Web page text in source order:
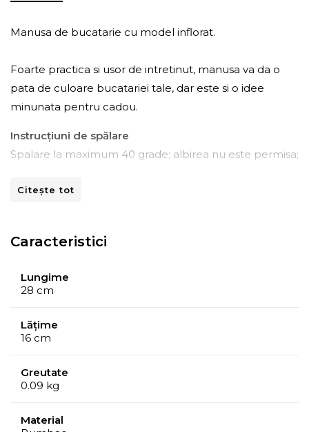
Manusa de bucatarie cu model inflorat.
Foarte practica si usor de intretinut, manusa va da o
pata de culoare bucatariei tale, dar este si o idee
minunata pentru cadou.
Instrucțiuni de spălare
Spalare la maximum 40 grade; albirea nu este permisa;
medie; nu se curata chimic.
Produsul este prezentat fata-verso
Citește tot
Caracteristici
Lungime
28 cm
Lățime
16 cm
Greutate
0.09 kg
Material